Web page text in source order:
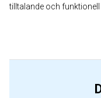
tilltalande och funktionell